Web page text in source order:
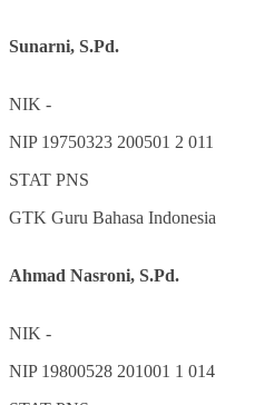
Sunarni, S.Pd.
NIK -
NIP 19750323 200501 2 011
STAT PNS
GTK Guru Bahasa Indonesia
Ahmad Nasroni, S.Pd.
NIK -
NIP 19800528 201001 1 014